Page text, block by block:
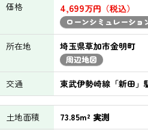
価格 4,699万円（税込）
ローンシミュレーショ
所在地 埼玉県草加市金明町
周辺地図
交通 東武伊勢崎線「新田」
土地面積
73.85m² 実測